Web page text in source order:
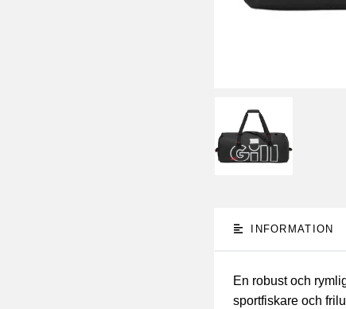
INFORMATION
En robust och
sportfiskare och